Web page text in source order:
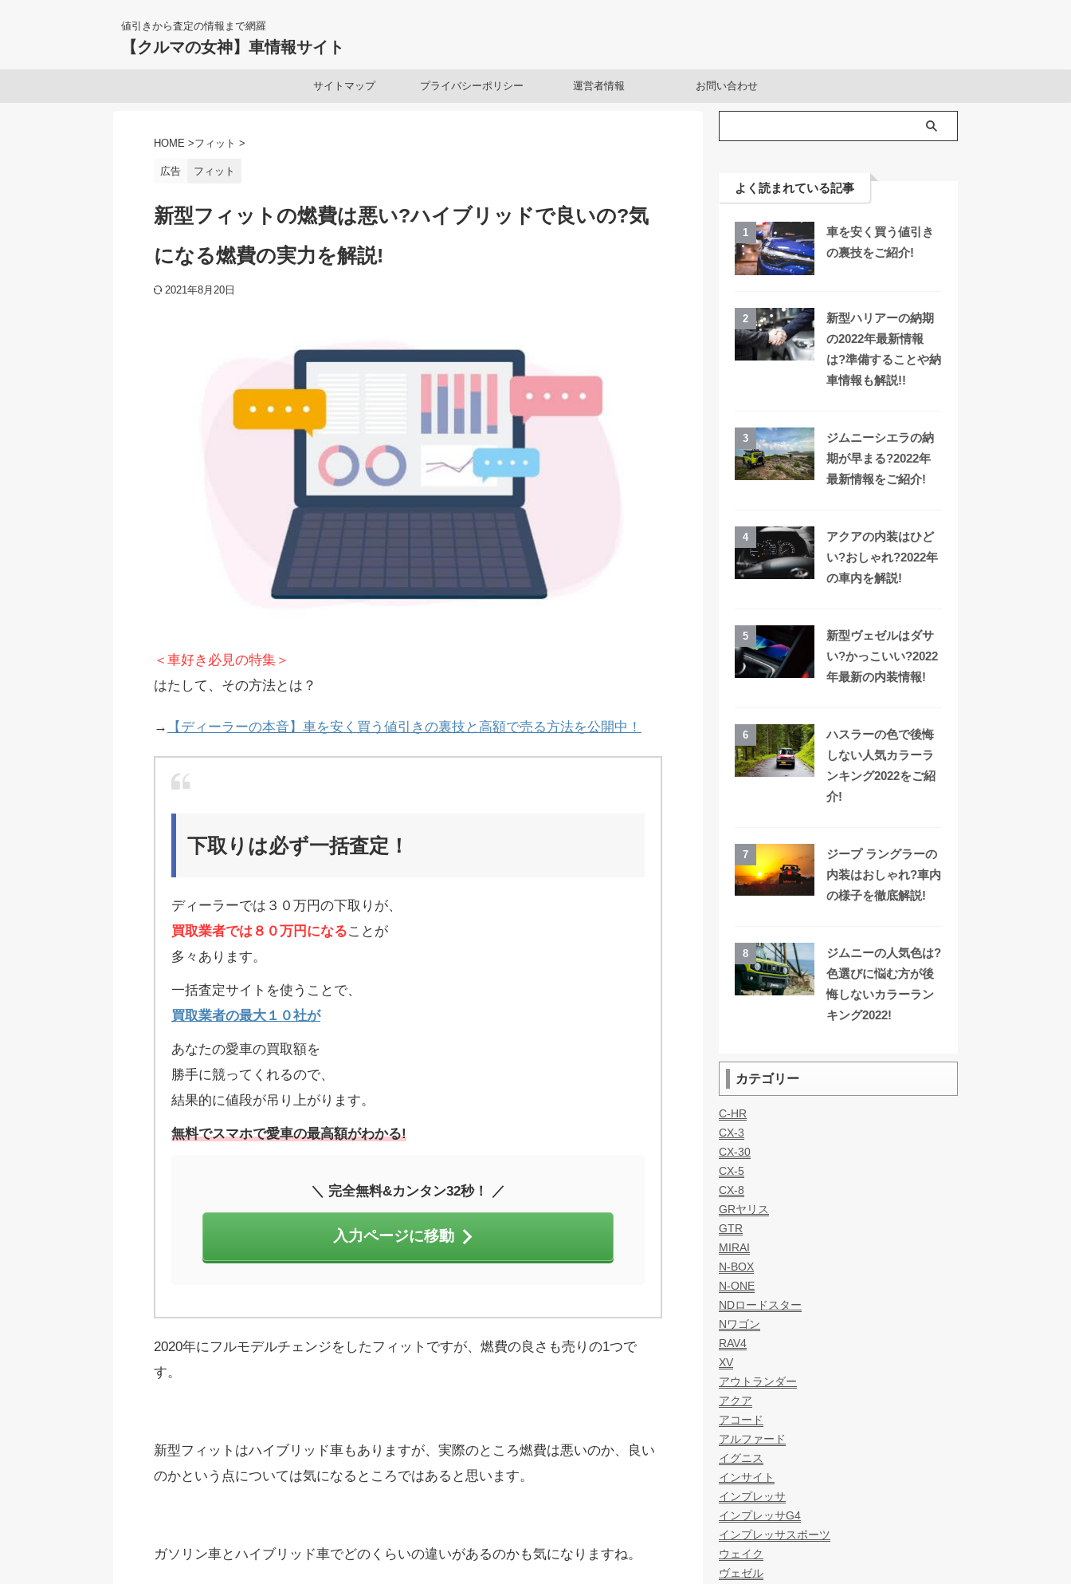
値引きから査定の情報まで網羅
【クルマの女神】車情報サイト
サイトマップ プライバシーポリシー 運営者情報 お問い合わせ
HOME >フィット >
広告 フィット
新型フィットの燃費は悪い?ハイブリッドで良いの?気
になる燃費の実力を解説!
2021年8月20日
＜車好き必見の特集＞
はたして、その方法とは？
→ 【ディーラーの本音】車を安く買う値引きの裏技と高額で売る方法を公開中！
下取りは必ず一括査定！
ディーラーでは３０万円の下取りが、
買取業者では８０万円になることが
多々あります。
一括査定サイトを使うことで、
買取業者の最大１０社が
あなたの愛車の買取額を
勝手に競ってくれるので、
結果的に値段が吊り上がります。
無料でスマホで愛車の最高額がわかる!
＼ 完全無料&カンタン32秒！ ／
入力ページに移動
2020年にフルモデルチェンジをしたフィットですが、燃費の良さも売りの1つで
す。
新型フィットはハイブリッド車もありますが、実際のところ燃費は悪いのか、良い
のかという点については気になるところではあると思います。
ガソリン車とハイブリッド車でどのくらいの違いがあるのかも気になりますね。
よく読まれている記事
1
車を安く買う値引き
の裏技をご紹介!
2
新型ハリアーの納期
の2022年最新情報
は?準備することや納
車情報も解説!!
3
ジムニーシエラの納
期が早まる?2022年
最新情報をご紹介!
4
アクアの内装はひど
い?おしゃれ?2022年
の車内を解説!
5
新型ヴェゼルはダサ
い?かっこいい?2022
年最新の内装情報!
6
ハスラーの色で後悔
しない人気カラーラ
ンキング2022をご紹
介!
7
ジープ ラングラーの
内装はおしゃれ?車内
の様子を徹底解説!
8
ジムニーの人気色は?
色選びに悩む方が後
悔しないカラーラン
キング2022!
カテゴリー
C-HR
CX-3
CX-30
CX-5
CX-8
GRヤリス
GTR
MIRAI
N-BOX
N-ONE
NDロードスター
Nワゴン
RAV4
XV
アウトランダー
アクア
アコード
アルファード
イグニス
インサイト
インプレッサ
インプレッサG4
インプレッサスポーツ
ウェイク
ヴェゼル